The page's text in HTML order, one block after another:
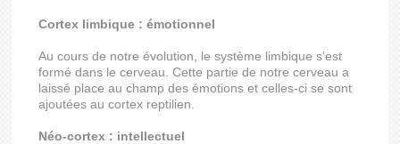
Cortex limbique : émotionnel
Au cours de notre évolution, le système limbique s’est
formé dans le cerveau. Cette partie de notre cerveau a
laissé place au champ des émotions et celles-ci se sont
ajoutées au cortex reptilien.
Néo-cortex : intellectuel